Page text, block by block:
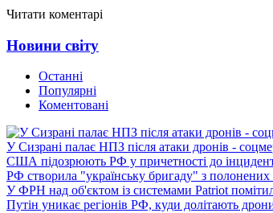
Читати коментарі
Новини світу
Останні
Популярні
Коментовані
У Сизрані палає НПЗ після атаки дронів -
США підозрюють РФ у причетності до
РФ створила "українську бригаду" з
У ФРН над об'єктом із системами Patriot
Путін уникає регіонів РФ, куди долітають